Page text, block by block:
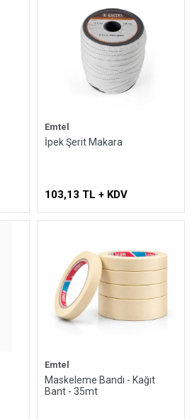
Emtel
İpek Şerit Makara
103,13 TL + KDV
Emtel
Maskeleme Bandı - Kağıt
Bant - 35mt